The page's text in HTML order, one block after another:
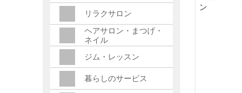
リラクサロン
ヘアサロン・まつげ・
ネイル
ジム・レッスン
暮らしのサービス